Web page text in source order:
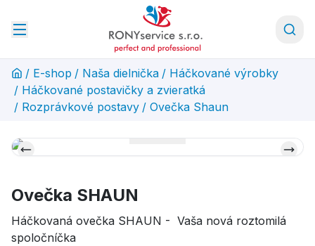
/ E-shop / Naša dielnička / Háčkované výrobky
/ Háčkované postavičky a zvieratká
/ Rozprávkové postavy / Ovečka Shaun
Ovečka SHAUN
Háčkovaná ovečka SHAUN - Vaša nová roztomilá
spoločníčka